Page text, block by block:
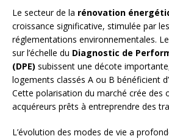
Le secteur de la rénovation
croissance significative, stimulée par
réglementations environnementales.
sur l’échelle du Diagnostic de
(DPE) subissent une décote
logements classés A ou B bénéficient
Cette polarisation du marché crée des
acquéreurs prêts à entreprendre des
L’évolution des modes de vie a